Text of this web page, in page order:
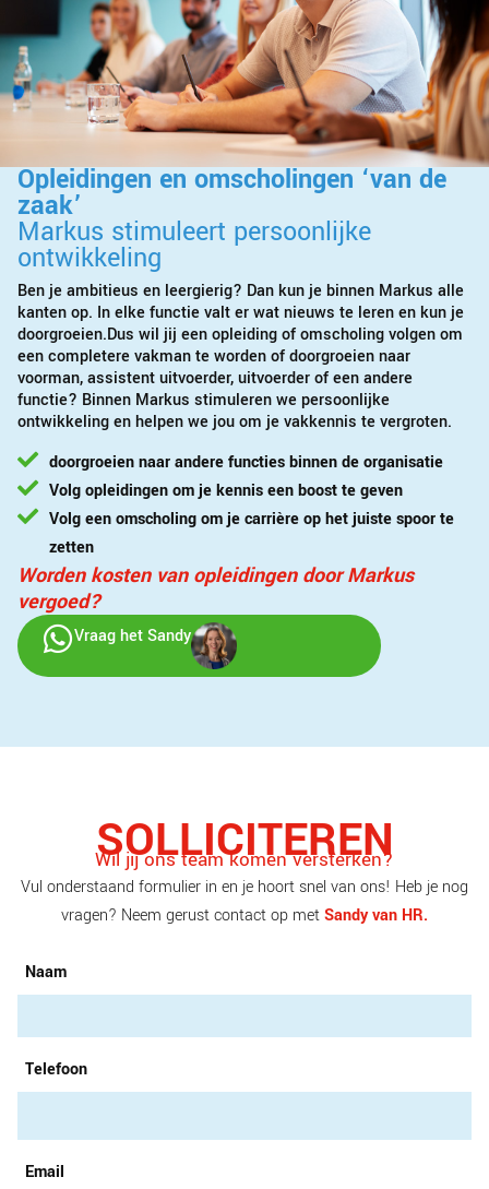
Opleidingen en omscholingen ‘van de
zaak’
Markus stimuleert persoonlijke
ontwikkeling
Ben je ambitieus en leergierig? Dan kun je binnen Markus alle
kanten op. In elke functie valt er wat nieuws te leren en kun je
doorgroeien.Dus wil jij een opleiding of omscholing volgen om
een completere vakman te worden of doorgroeien naar
voorman, assistent uitvoerder, uitvoerder of een andere
functie? Binnen Markus stimuleren we persoonlijke
ontwikkeling en helpen we jou om je vakkennis te vergroten.
doorgroeien naar andere functies binnen de organisatie
Volg opleidingen om je kennis een boost te geven
Volg een omscholing om je carrière op het juiste spoor te
zetten
Worden kosten van opleidingen door Markus
vergoed?
Vraag het Sandy
SOLLICITEREN
Wil jij ons team komen versterken?
Vul onderstaand formulier in en je hoort snel van ons! Heb je nog
vragen? Neem gerust contact op metSandy van HR.
Naam
Telefoon
Email